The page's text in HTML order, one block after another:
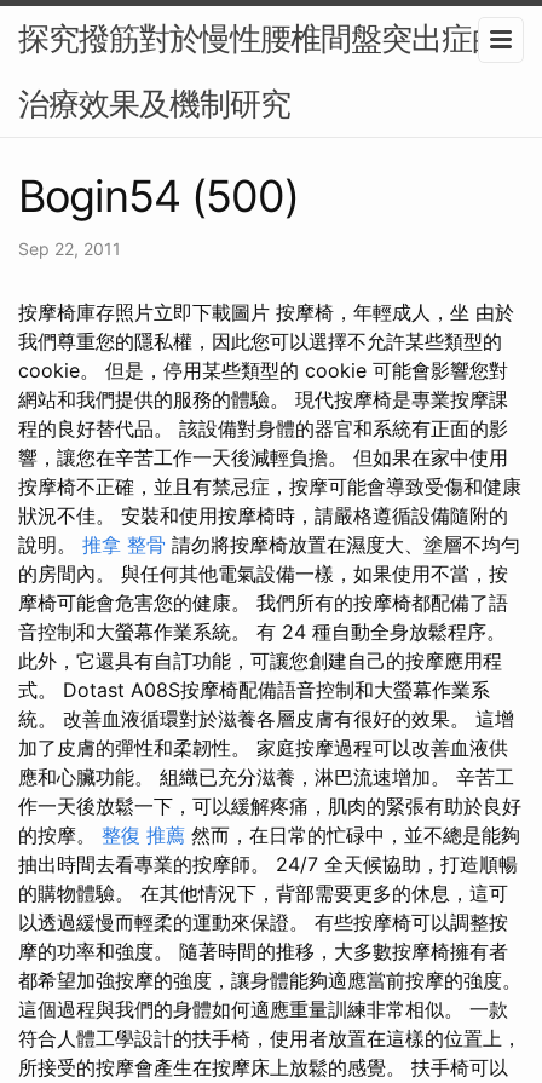
探究撥筋對於慢性腰椎間盤突出症的
治療效果及機制研究
Bogin54 (500)
Sep 22, 2011
按摩椅庫存照片立即下載圖片 按摩椅，年輕成人，坐 由於
我們尊重您的隱私權，因此您可以選擇不允許某些類型的
cookie。 但是，停用某些類型的 cookie 可能會影響您對
網站和我們提供的服務的體驗。 現代按摩椅是專業按摩課
程的良好替代品。 該設備對身體的器官和系統有正面的影
響，讓您在辛苦工作一天後減輕負擔。 但如果在家中使用
按摩椅不正確，並且有禁忌症，按摩可能會導致受傷和健康
狀況不佳。 安裝和使用按摩椅時，請嚴格遵循設備隨附的
說明。 推拿 整骨 請勿將按摩椅放置在濕度大、塗層不均勻
的房間內。 與任何其他電氣設備一樣，如果使用不當，按
摩椅可能會危害您的健康。 我們所有的按摩椅都配備了語
音控制和大螢幕作業系統。 有 24 種自動全身放鬆程序。
此外，它還具有自訂功能，可讓您創建自己的按摩應用程
式。 Dotast A08S按摩椅配備語音控制和大螢幕作業系
統。 改善血液循環對於滋養各層皮膚有很好的效果。 這增
加了皮膚的彈性和柔韌性。 家庭按摩過程可以改善血液供
應和心臟功能。 組織已充分滋養，淋巴流速增加。 辛苦工
作一天後放鬆一下，可以緩解疼痛，肌肉的緊張有助於良好
的按摩。 整復 推薦 然而，在日常的忙碌中，並不總是能夠
抽出時間去看專業的按摩師。 24/7 全天候協助，打造順暢
的購物體驗。 在其他情況下，背部需要更多的休息，這可
以透過緩慢而輕柔的運動來保證。 有些按摩椅可以調整按
摩的功率和強度。 隨著時間的推移，大多數按摩椅擁有者
都希望加強按摩的強度，讓身體能夠適應當前按摩的強度。
這個過程與我們的身體如何適應重量訓練非常相似。 一款
符合人體工學設計的扶手椅，使用者放置在這樣的位置上，
所接受的按摩會產生在按摩床上放鬆的感覺。 扶手椅可以